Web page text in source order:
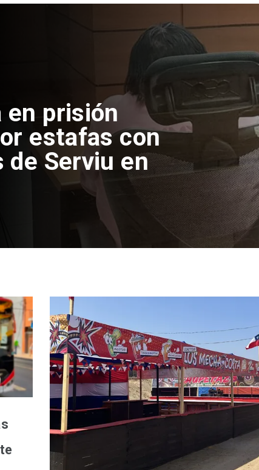
del
piden sistema